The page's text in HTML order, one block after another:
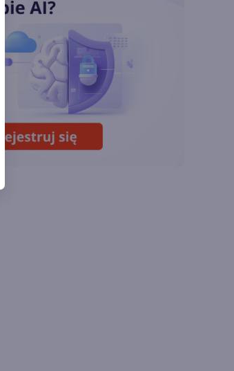
w Microsoft Teams.
Zmiany z lipca 2026 r.
Lista zmian w
Microsoft 365 Copilot.
Podsumowanie lipca
2026